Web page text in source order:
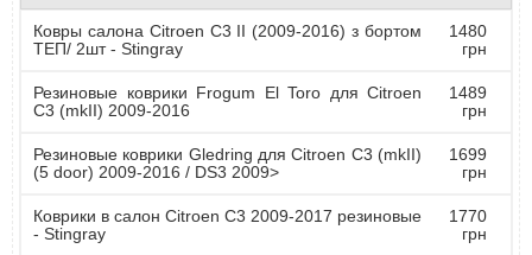
Ковры салона Citroen C3 II (2009-2016) з бортом
ТЕП/ 2шт - Stingray
1480
грн
Резиновые коврики Frogum El Toro для Citroen
C3 (mkII) 2009-2016
1489
грн
Резиновые коврики Gledring для Citroen C3 (mkII)
(5 door) 2009-2016 / DS3 2009>
1699
грн
Коврики в салон Citroen C3 2009-2017 резиновые
- Stingray
1770
грн